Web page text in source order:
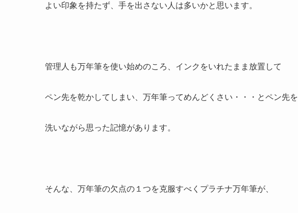
よい印象を持たず、手を出さない人は多いかと思います。
管理人も万年筆を使い始めのころ、インクをいれたまま 放置 して
ペン先を乾かしてしまい、 万年筆ってめんどくさい ・・・とペン先を
洗いながら思った記憶があります。
そんな、万年筆の欠点の１つを克服すべくプラチナ万年筆が、